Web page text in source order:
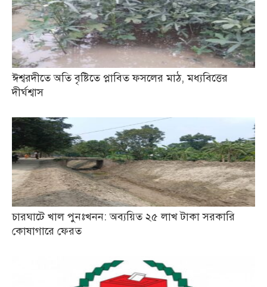
ঈশ্বরদীতে অতি বৃষ্টিতে প্লাবিত ফসলের মাঠ, মধ্যবিত্তের
দীর্ঘশ্বাস
চারঘাটে খাল পুনঃখনন: অব্যয়িত ২৫ লাখ টাকা সরকারি
কোষাগারে ফেরত